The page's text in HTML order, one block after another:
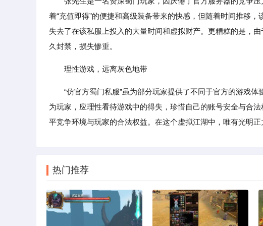
着“充值即得”的便捷和高级装备带来的快感，但随着时间推移
失去了在该私服上投入的大量时间和虚拟财产。更糟糕的是，
久封禁，损失惨重。
理性游戏，远离灰色地带
“仿官方蜀门私服”虽为部分玩家提供了不同于官方的游戏
为玩家，应理性看待游戏中的得失，珍惜自己的账号安全与合
平竞争环境与玩家的合法权益。在这个虚拟江湖中，唯有光明
热门推荐